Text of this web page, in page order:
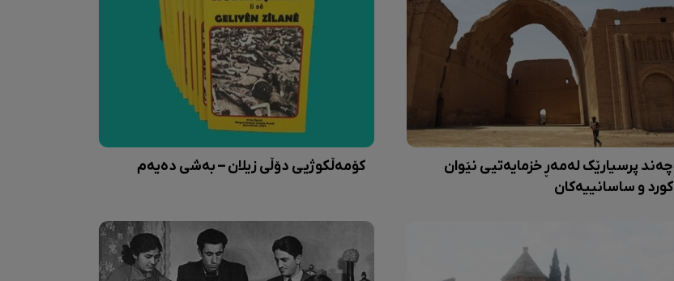
چەند پرسیارێک لەمەڕ خزمایەتیی نێوان
کورد و ساسانییەکان
کۆمەڵکوژیی دۆڵی زیلان – بەشی دەیەم